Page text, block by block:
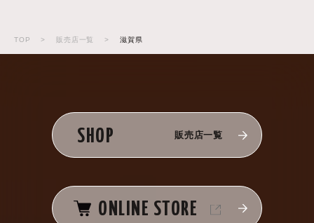
TOP > 販売店一覧 > 滋賀県
SHOP 販売店一覧
ONLINE STORE